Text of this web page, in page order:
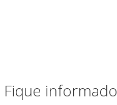
Fique informado